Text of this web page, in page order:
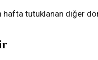
hafta tutuklanan